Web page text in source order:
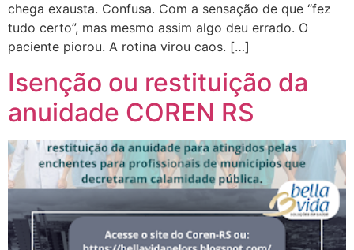
chega exausta. Confusa. Com a sensação de que “fez
tudo certo”, mas mesmo assim algo deu errado. O
paciente piorou. A rotina virou caos. […]
Isenção ou restituição da
anuidade COREN RS